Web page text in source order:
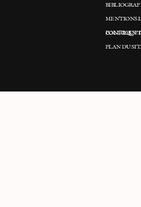
MENTIONS
POLITIQUE DE
PLAN DU